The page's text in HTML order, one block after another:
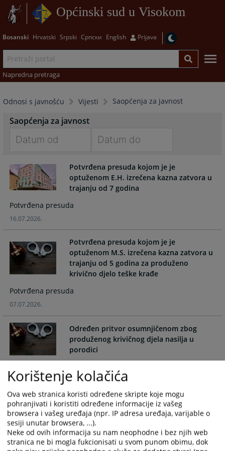
Općinski sud u Visokom
Bosanski Hrvatski Srpski Српски English Prijava
Napredna pretraga
Odnosi s javnošću Vijesti Saopćenja za javnost
Saopćenja za javnost
forward
to
interact
with
calendar
select
a
the
question
key
to
get
the
shortcuts
changing
dates.
forward
to
interact
select
a
date.
Press
to
get
the
shortcuts
for
changing
dates.
Potvrđena presuda kojom je je
optuženom E.H. izrečena kazna zatvora u
trajanju od 7 godina
Potvrđena presuda
16.07.2026.
Potvrđena presuda kojom je je
optuženom M.S. izrečena kazna zatvora u
trajanju od 5 godina za produženo
krivično djelo teške krađe
Potvrđena presuda
07.07.2026.
Određen pritvor osumnjičenom zbog
produženog krivičnog djela nasilja u
porodici
06.07.2026.
Sutkinja Andreja Božičković stupila na
dužnost u Općinskom sudu u Visokom
Stupanje na dužnost
Korištenje kolačića
Ova web stranica koristi određene skripte koje mogu
pohranjivati i koristiti određene informacije iz vašeg
browsera i vašeg uređaja (npr. IP adresa uređaja, varijable o
sesiji unutar browsera, ...).
Neke od ovih informacija su nam neophodne i bez njih web
stranica ne bi mogla fukcionisati u svom punom obimu, dok